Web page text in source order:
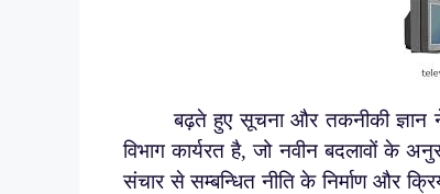
बढ़ते हुए सूचना और तकनीकी ज्ञान ने
विभाग कार्यरत है, जो नवीन बदलावों के
संचार से सम्बन्धित नीति के निर्माण और